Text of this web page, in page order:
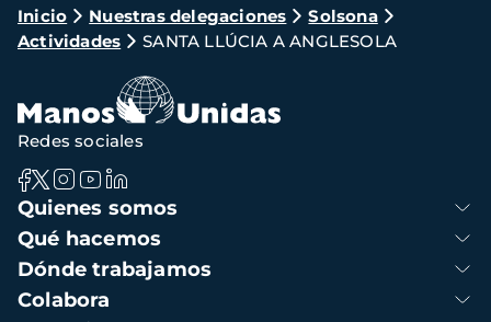
Ruta
de
navegación
Inicio Nuestras delegaciones
Solsona
Actividades
SANTA LLÚCIA A ANGLESOLA
Navegación
principal
Quienes somos
Qué hacemos
Dónde trabajamos
Colabora
Redes sociales